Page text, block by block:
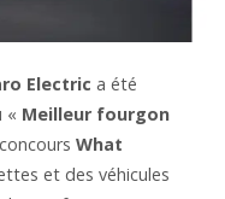
Electric a été
« Meilleur fourgon
What
et des véhicules